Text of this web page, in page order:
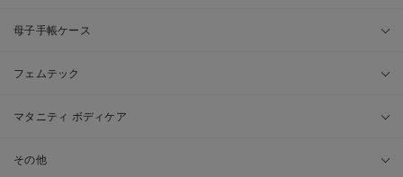
母子手帳ケース
フェムテック
マタニティ ボディケア
その他